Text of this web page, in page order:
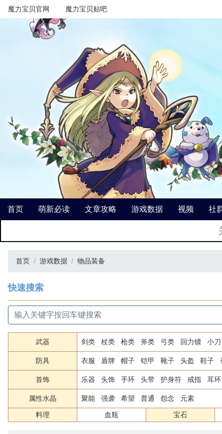
魔力宝贝官网 魔力宝贝贴吧
首页 萌新必读 文章攻略 游戏数据 视频 社
首页 游戏数据 物品装备
快速搜索
武器 剑类 杖类 枪类 斧类 弓类 回力镖 小刀
防具 衣服 盾牌 帽子 铠甲 靴子 头盔 鞋子
首饰 乐器 头饰 手环 头带 护身符 戒指 耳环
属性水晶 聚能 强袭 希望 普通 怨念 元素
料理 血瓶 宝石